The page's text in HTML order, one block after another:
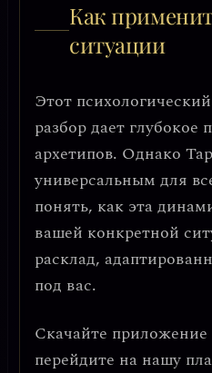
Как
ситуации
Этот
разбор дает глубокое
архетипов. Однако
универсальным для
понять, как эта
вашей конкретной
расклад,
под вас.
Скачайте приложение
перейдите на нашу